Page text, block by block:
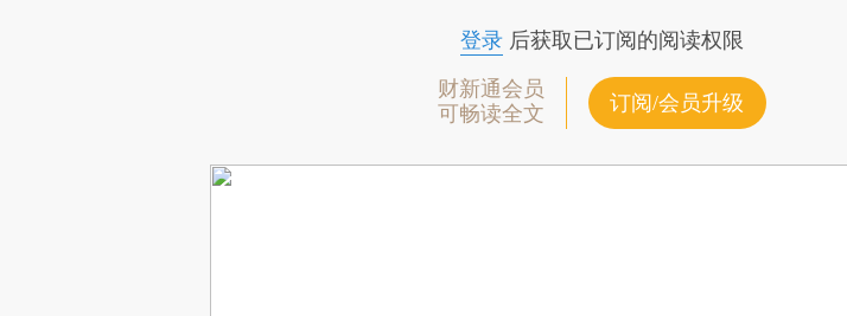
登录后获取已订阅的阅读权限
财新通会员
可畅读全文
订阅/会员升级